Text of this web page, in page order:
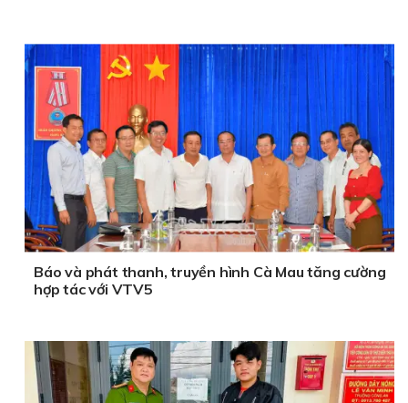
Báo và phát thanh, truyền hình Cà Mau tăng cường
hợp tác với VTV5